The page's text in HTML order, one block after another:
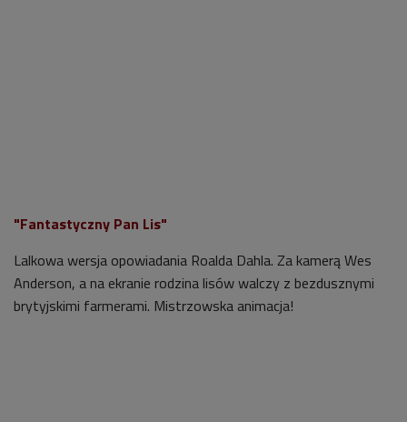
"Fantastyczny Pan Lis"
Lalkowa wersja opowiadania Roalda Dahla. Za kamerą Wes
Anderson, a na ekranie rodzina lisów walczy z bezdusznymi
brytyjskimi farmerami. Mistrzowska animacja!